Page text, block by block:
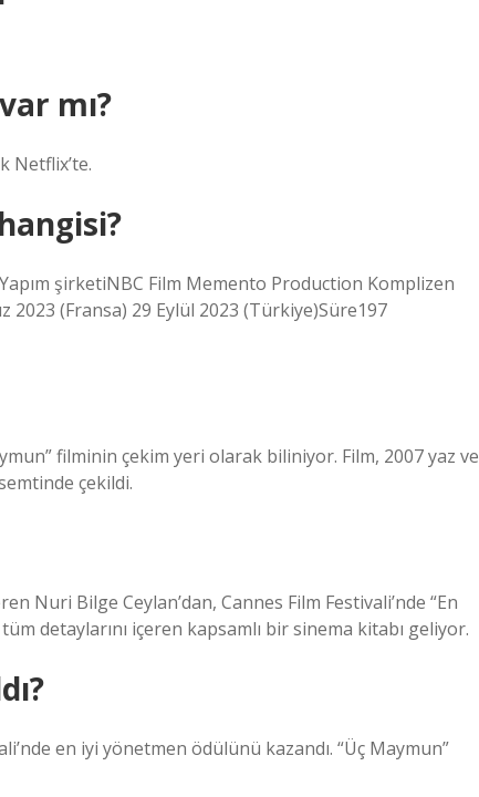
mı?
Netflix’te.
şirketiNBC Film Memento Production Komplizen
2023 (Fransa) 29 Eylül 2023 (Türkiye)Süre197
filminin çekim yeri olarak biliniyor. Film, 2007 yaz ve
çekildi.
Nuri Bilge Ceylan’dan, Cannes Film Festivali’nde “En
detaylarını içeren kapsamlı bir sinema kitabı geliyor.
en iyi yönetmen ödülünü kazandı. “Üç Maymun”